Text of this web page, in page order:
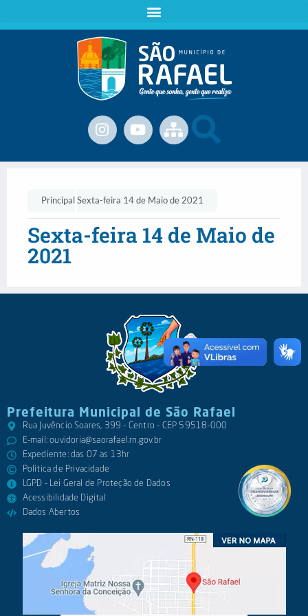
PrincipalSexta-feira 14 de Maio de 2021
Sexta-feira 14 de Maio de
2021
Prefeitura Municipal de São Rafael
Rua Juvêncio Soares, 399 - Centro - CEP 59518-000
E-mail:ouvidoria@saorafael.rn.gov.br
Expediente: das 07 as 13hr
Política de Privacidade
LGPD - Lei Geral de Proteção de Dados
Acessibilidade Digital
Dados Abertos